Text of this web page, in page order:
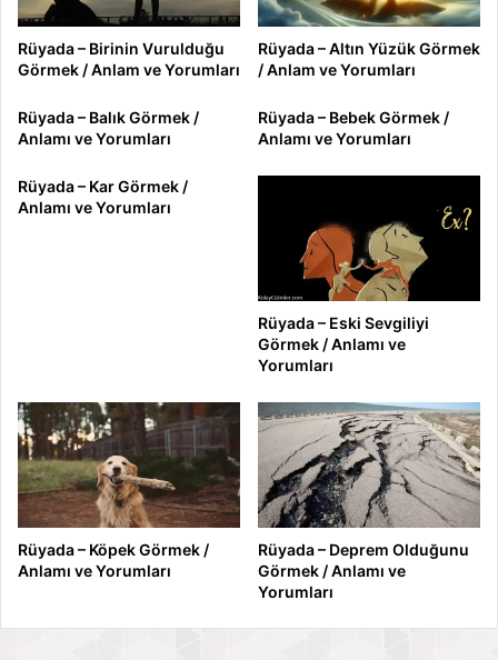
Rüyada – Birinin Vurulduğu
Görmek / Anlam ve Yorumları
Rüyada – Altın Yüzük Görmek
/ Anlam ve Yorumları
Rüyada – Balık Görmek /
Anlamı ve Yorumları
Rüyada – Bebek Görmek /
Anlamı ve Yorumları
Rüyada – Kar Görmek /
Anlamı ve Yorumları
Rüyada – Eski Sevgiliyi
Görmek / Anlamı ve
Yorumları
Rüyada – Köpek Görmek /
Anlamı ve Yorumları
Rüyada – Deprem Olduğunu
Görmek / Anlamı ve
Yorumları